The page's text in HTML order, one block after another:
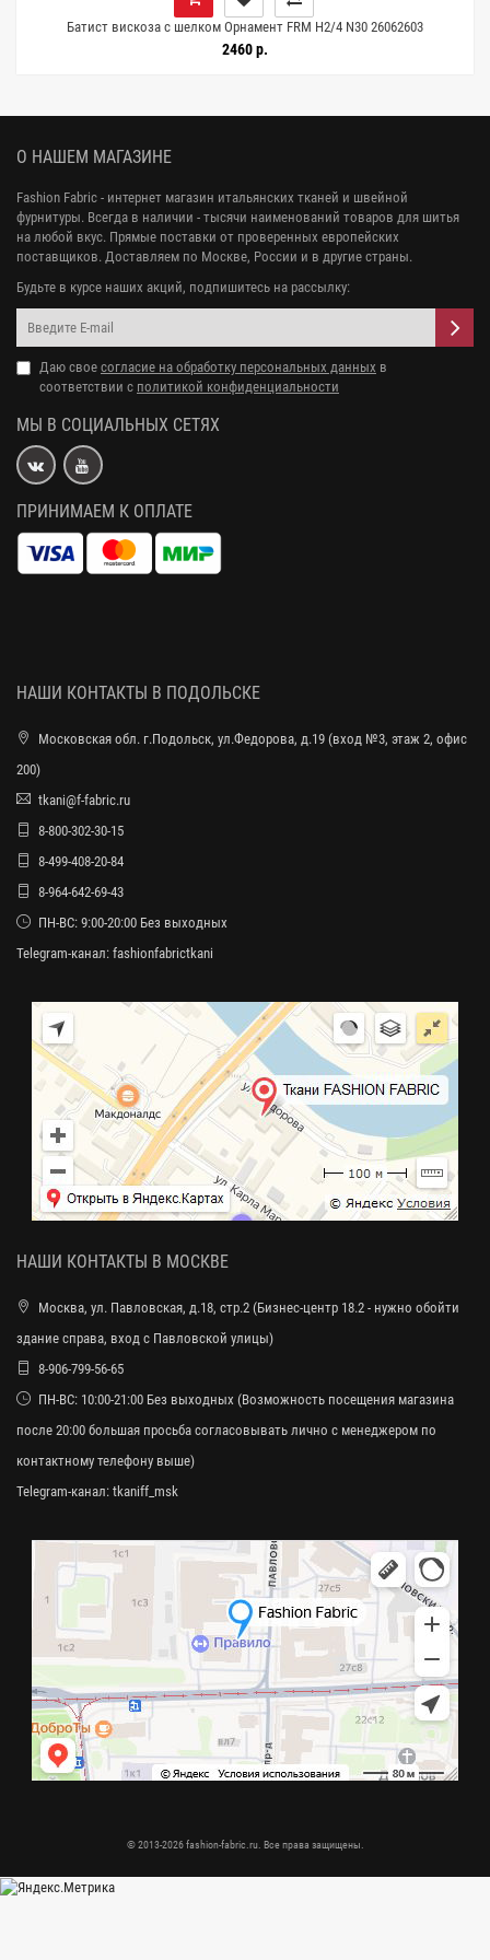
Батист вискоза с шелком Орнамент FRM H2/4 N30 26062603
2460 р.
О НАШЕМ МАГАЗИНЕ
Fashion Fabric - интернет магазин итальянских тканей и швейной
фурнитуры. Всегда в наличии - тысячи наименований товаров для шитья
на любой вкус. Прямые поставки от проверенных европейских
поставщиков. Доставляем по Москве, России и в другие страны.
Будьте в курсе наших акций, подпишитесь на рассылку:
Даю свое согласие на обработку персональных данных в
соответствии с политикой конфиденциальности
МЫ В СОЦИАЛЬНЫХ СЕТЯХ
ПРИНИМАЕМ К ОПЛАТЕ
НАШИ КОНТАКТЫ В ПОДОЛЬСКЕ
Московская обл. г.Подольск, ул.Федорова, д.19 (вход №3, этаж 2, офис
200)
tkani@f-fabric.ru
8-800-302-30-15
8-499-408-20-84
8-964-642-69-43
ПН-ВС: 9:00-20:00 Без выходных
Telegram-канал: fashionfabrictkani
НАШИ КОНТАКТЫ В МОСКВЕ
Москва, ул. Павловская, д.18, стр.2 (Бизнес-центр 18.2 - нужно обойти
здание справа, вход с Павловской улицы)
8-906-799-56-65
ПН-ВС: 10:00-21:00 Без выходных (Возможность посещения магазина
после 20:00 большая просьба согласовывать лично с менеджером по
контактному телефону выше)
Telegram-канал: tkaniff_msk
© 2013-2026 fashion-fabric.ru. Все права защищены.